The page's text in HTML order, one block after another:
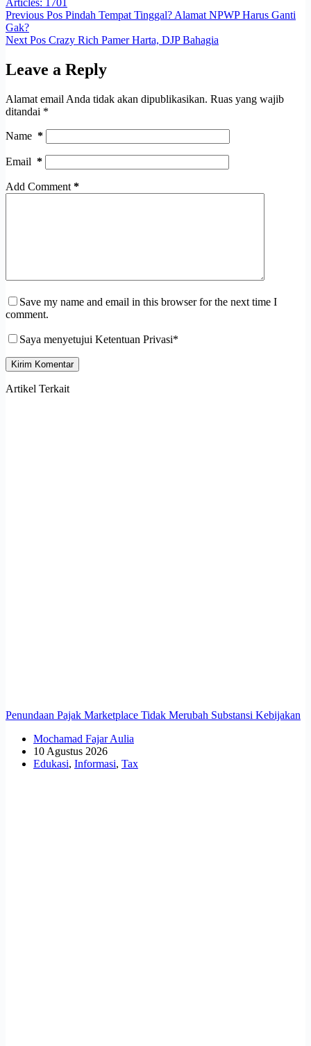
Articles: 1701
Previous Pos Pindah Tempat Tinggal? Alamat NPWP Harus Ganti
Gak?
Next Pos Crazy Rich Pamer Harta, DJP Bahagia
Leave a Reply
Alamat email Anda tidak akan dipublikasikan. Ruas yang wajib
ditandai *
Name *
Email *
Add Comment *
Save my name and email in this browser for the next time I
comment.
Saya menyetujui Ketentuan Privasi*
Kirim Komentar
Artikel Terkait
Penundaan Pajak Marketplace Tidak Merubah Substansi Kebijakan
Mochamad Fajar Aulia
10 Agustus 2026
Edukasi, Informasi, Tax